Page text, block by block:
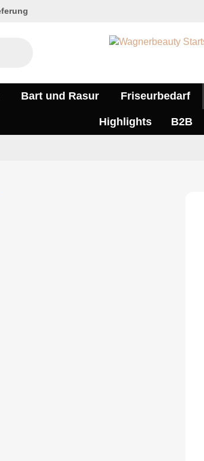
Bart und Rasur Friseurbedarf
Highlights B2B